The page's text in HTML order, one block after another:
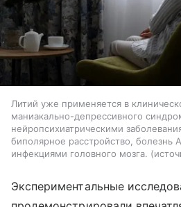
Литий уже применяется в
маниакально-депрессивного
нейропсихиатрическими
биполярное расстройство, болезнь
инфекциями головного мозга.
Экспериментальные